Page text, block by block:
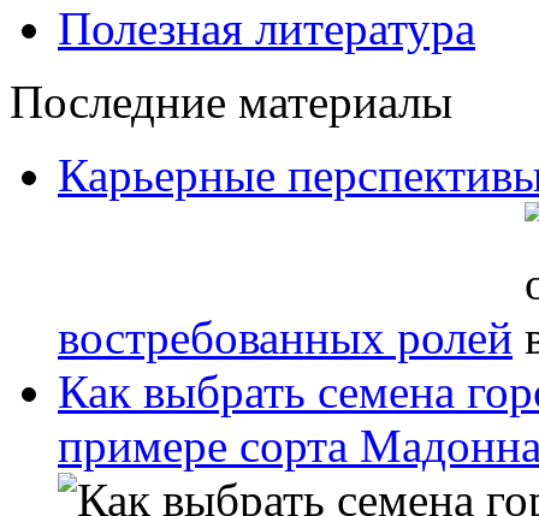
Полезная литература
Последние материалы
Карьерные
востребованных ролей
Как выбрать семена
примере сорта